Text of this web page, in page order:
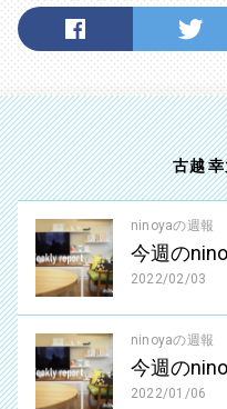
古越
ninoyaの週報
今週の
2022/02/03
ninoyaの週報
今週の
2022/01/06